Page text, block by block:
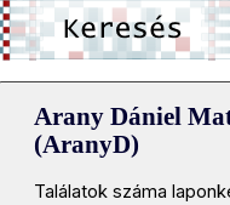
Arany Dániel
(AranyD)
Találatok száma